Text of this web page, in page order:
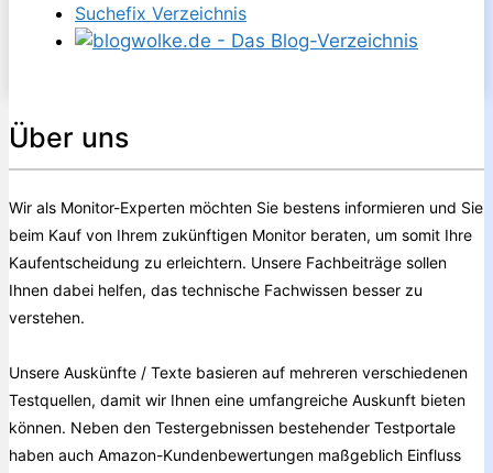
Suchefix Verzeichnis
Über uns
Wir als Monitor-Experten möchten Sie bestens informieren und Sie
beim Kauf von Ihrem zukünftigen Monitor beraten, um somit Ihre
Kaufentscheidung zu erleichtern. Unsere Fachbeiträge sollen
Ihnen dabei helfen, das technische Fachwissen besser zu
verstehen.
Unsere Auskünfte / Texte basieren auf mehreren verschiedenen
Testquellen, damit wir Ihnen eine umfangreiche Auskunft bieten
können. Neben den Testergebnissen bestehender Testportale
haben auch Amazon-Kundenbewertungen maßgeblich Einfluss